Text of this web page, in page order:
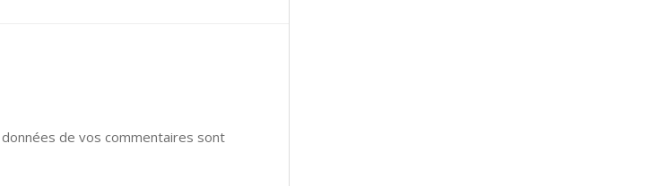
de vos commentaires sont